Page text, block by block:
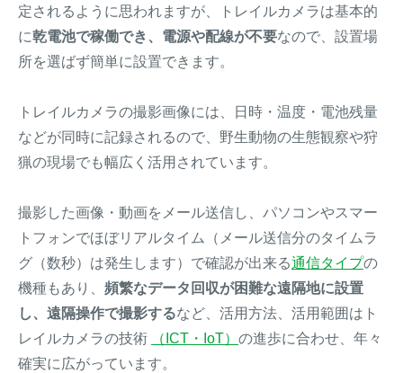
定されるように思われますが、トレイルカメラは基本的
に乾電池で稼働でき、電源や配線が不要なので、設置場
所を選ばず簡単に設置できます。
トレイルカメラの撮影画像には、日時・温度・電池残量
などが同時に記録されるので、野生動物の生態観察や狩
猟の現場でも幅広く活用されています。
撮影した画像・動画をメール送信し、パソコンやスマー
トフォンでほぼリアルタイム（メール送信分のタイムラ
グ（数秒）は発生します）で確認が出来る通信タイプの
機種もあり、 頻繁なデータ回収が困難な遠隔地に設置
し、遠隔操作で撮影するなど、活用方法、活用範囲はト
レイルカメラの技術
（ICT・IoT） の進歩に合わせ、年々
確実に広がっています。